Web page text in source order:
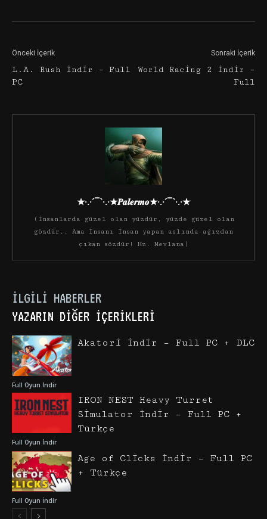
Önceki İçerik
L.A. Rush İndir – Full
PC
Sonraki İçerik
World Racing 2 İndir –
Full
★·.·´¯`·.·★𝑷𝒂𝒍𝒆𝒓𝒎𝒐★·.·´¯`·.·★
(İnsanlarda güzel olan yüzdür, yüzde güzel olan
gözdür.. Ama insanı insan yapan aslında ağızdan
çıkan sözdür! Hz. Mevlana)
İLGILI HABERLER
YAZARIN DIĞER İÇERIKLERI
Full Oyun İndir
Akatori İndir – Full PC + DLC
Full Oyun İndir
IRON NEST Heavy Turret
Simulator İndir – Full PC +
Türkçe
Full Oyun İndir
Age of Clicks İndir – Full PC
+ Türkçe